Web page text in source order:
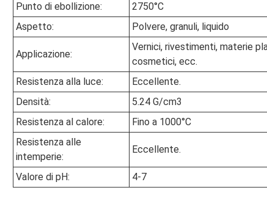
Punto di ebollizione:
2750°C
Aspetto:
Polvere, granuli, liquido
Applicazione:
Vernici, rivestimenti, materie
cosmetici, ecc.
Resistenza alla luce:
Eccellente.
Densità:
5.24 G/cm3
Resistenza al calore:
Fino a 1000°C
Resistenza alle
intemperie:
Eccellente.
Valore di pH: 4-7